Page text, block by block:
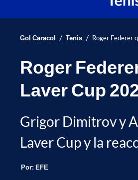
Gol Caracol / Tenis / Roger Federer
Roger
Laver Cup
Grigor Dimitrov y
Laver Cup y la
Por: EFE